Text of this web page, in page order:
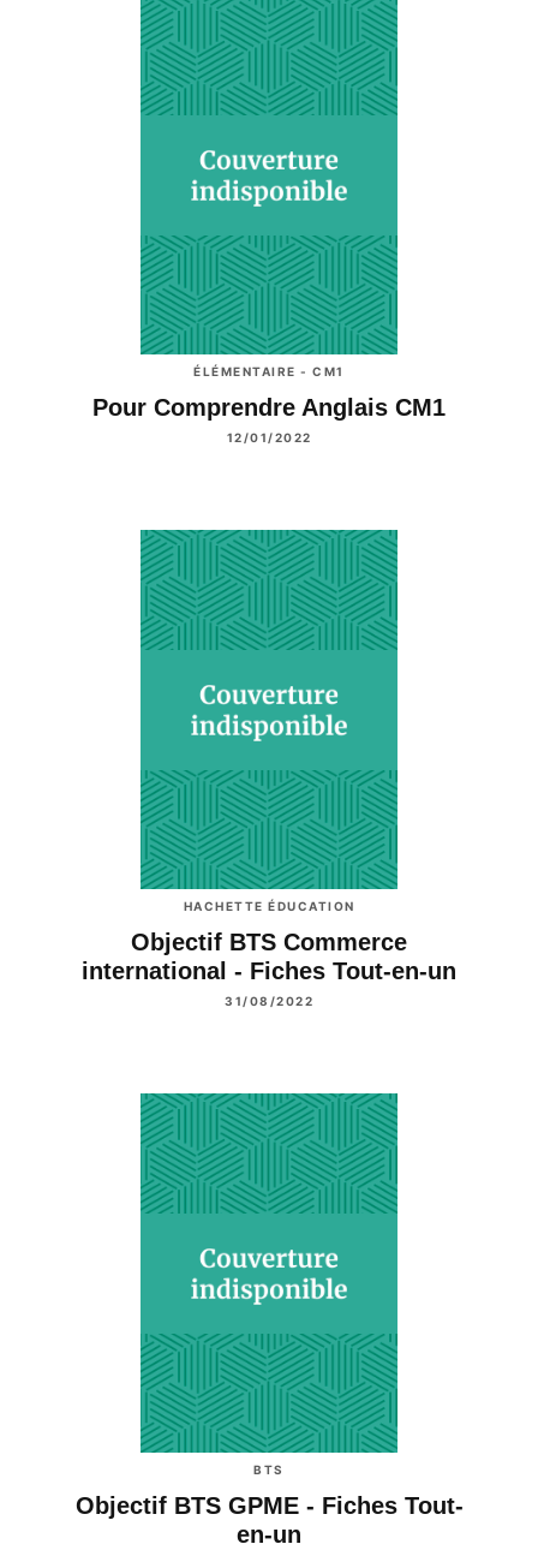
ÉLÉMENTAIRE - CM1
Pour Comprendre Anglais CM1
12/01/2022
HACHETTE ÉDUCATION
Objectif BTS Commerce
international - Fiches Tout-en-un
31/08/2022
BTS
Objectif BTS GPME - Fiches Tout-
en-un